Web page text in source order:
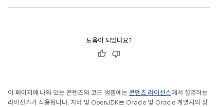
도움이 되었나요?
이 페이지에 나와 있는 콘텐츠와 코드 샘플에는 콘텐츠 라이선스에서 설명하는
라이선스가 적용됩니다. 자바 및 OpenJDK는 Oracle 및 Oracle 계열사의 상